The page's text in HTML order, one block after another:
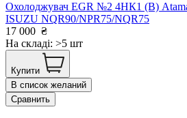
Охолоджувач EGR №2 4НК1 (В)
ISUZU NQR90/NPR75/NQR75
17 000 ₴
На складі: >5 шт
Купити
В список желаний
Сравнить